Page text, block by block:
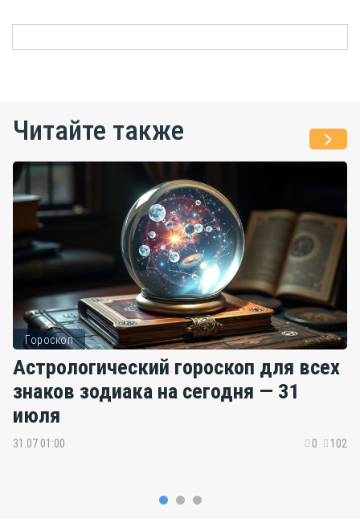
Читайте также
Гороскоп
Астрологический гороскоп для всех
знаков зодиака на сегодня — 31
июля
31.07 01:00 0 102